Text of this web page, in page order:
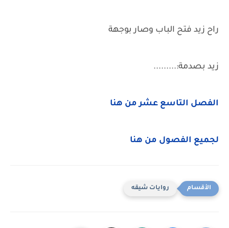
راح زيد فتح الباب وصار بوجهة
زيد بصدمة:.........
الفصل التاسع عشر من هنا
لجميع الفصول من هنا
روايات شيقه